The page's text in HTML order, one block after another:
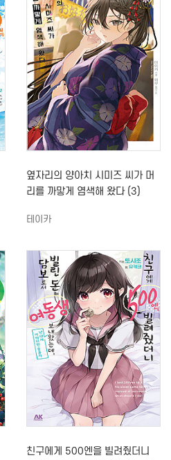
옆자리의 양아치 시미즈 씨가 머
리를 까맣게 염색해 왔다 (3)
테이카
친구에게 500엔을 빌려줬더니